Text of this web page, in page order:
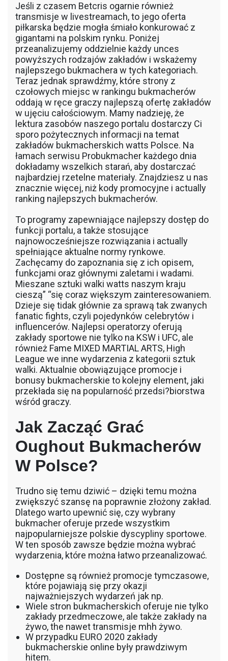
Jeśli z czasem Betcris ogarnie również
transmisje w livestreamach, to jego oferta
piłkarska będzie mogła śmiało konkurować z
gigantami na polskim rynku. Poniżej
przeanalizujemy oddzielnie każdy unces
powyższych rodzajów zakładów i wskażemy
najlepszego bukmachera w tych kategoriach.
Teraz jednak sprawdźmy, które strony z
czołowych miejsc w rankingu bukmacherów
oddają w ręce graczy najlepszą ofertę zakładów
w ujęciu całościowym. Mamy nadzieję, że
lektura zasobów naszego portalu dostarczy Ci
sporo pożytecznych informacji na temat
zakładów bukmacherskich watts Polsce. Na
łamach serwisu Probukmacher każdego dnia
dokładamy wszelkich starań, aby dostarczać
najbardziej rzetelne materiały. Znajdziesz u nas
znacznie więcej, niż kody promocyjne i actually
ranking najlepszych bukmacherów.
To programy zapewniające najlepszy dostęp do
funkcji portalu, a także stosujące
najnowocześniejsze rozwiązania i actually
spełniające aktualne normy rynkowe.
Zachęcamy do zapoznania się z ich opisem,
funkcjami oraz głównymi zaletami i wadami.
Mieszane sztuki walki watts naszym kraju
cieszą” “się coraz większym zainteresowaniem.
Dzieje się tidak głównie za sprawą tak zwanych
fanatic fights, czyli pojedynków celebrytów i
influencerów. Najlepsi operatorzy oferują
zakłady sportowe nie tylko na KSW i UFC, ale
również Fame MIXED MARTIAL ARTS, High
League we inne wydarzenia z kategorii sztuk
walki. Aktualnie obowiązujące promocje i
bonusy bukmacherskie to kolejny element, jaki
przekłada się na popularność przedsi?biorstwa
wśród graczy.
Jak Zacząć Grać
Oughout Bukmacherów
W Polsce?
Trudno się temu dziwić – dzięki temu można
zwiększyć szansę na poprawnie złożony zakład.
Dlatego warto upewnić się, czy wybrany
bukmacher oferuje przede wszystkim
najpopularniejsze polskie dyscypliny sportowe.
W ten sposób zawsze będzie można wybrać
wydarzenia, które można łatwo przeanalizować.
Dostępne są również promocje tymczasowe,
które pojawiają się przy okazji
najważniejszych wydarzeń jak np.
Wiele stron bukmacherskich oferuje nie tylko
zakłady przedmeczowe, ale także zakłady na
żywo, the nawet transmisje mhh żywo.
W przypadku EURO 2020 zakłady
bukmacherskie online były prawdziwym
hitem.